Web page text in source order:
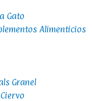
Gato
Alimenticios
Granel